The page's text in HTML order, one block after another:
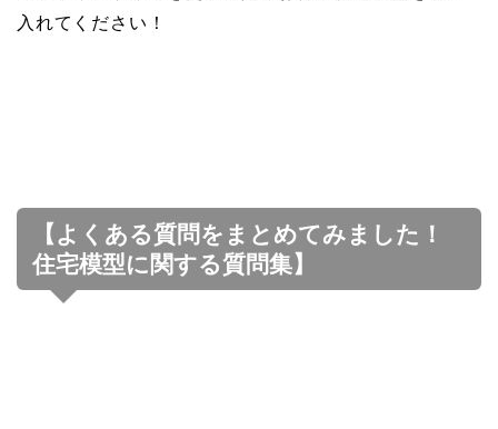
入れてください！
【よくある質問をまとめてみました！
住宅模型に関する質問集】